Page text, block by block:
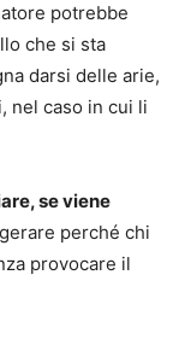
potrebbe
che si sta
darsi delle arie,
nel caso in cui li
se viene
perché chi
provocare il